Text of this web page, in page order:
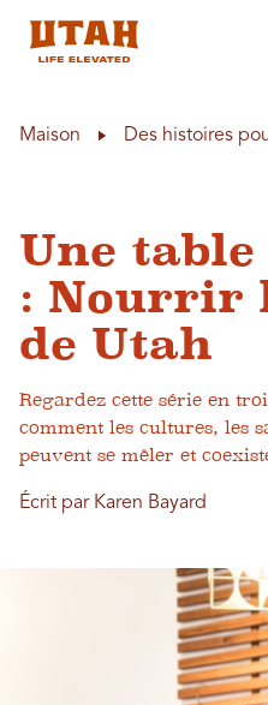
Maison Des histoires
Une
: Nourrir
de Utah
Regardez cette série en
comment les cultures, les
peuvent se mêler et
Écrit par Karen Bayard